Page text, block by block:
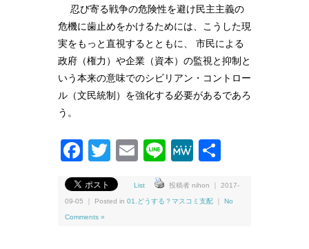
忍び寄る戦争の危険性を避け民主主義の
危機に歯止めをかけるためには、こうした現
実をもっと直視するとともに、 市民による
政府（権力）や企業（資本）の監視と抑制と
いう本来の意味でのシビリアン・コントロー
ル（文民統制）を強化する必要があるであろ
う。
Facebook
Twitter
EmailLineMeWe
List 投稿者 nihon ｜ 2017-
09-05 ｜ Posted in 01.どうする？マスコミ支配 No
Comments »